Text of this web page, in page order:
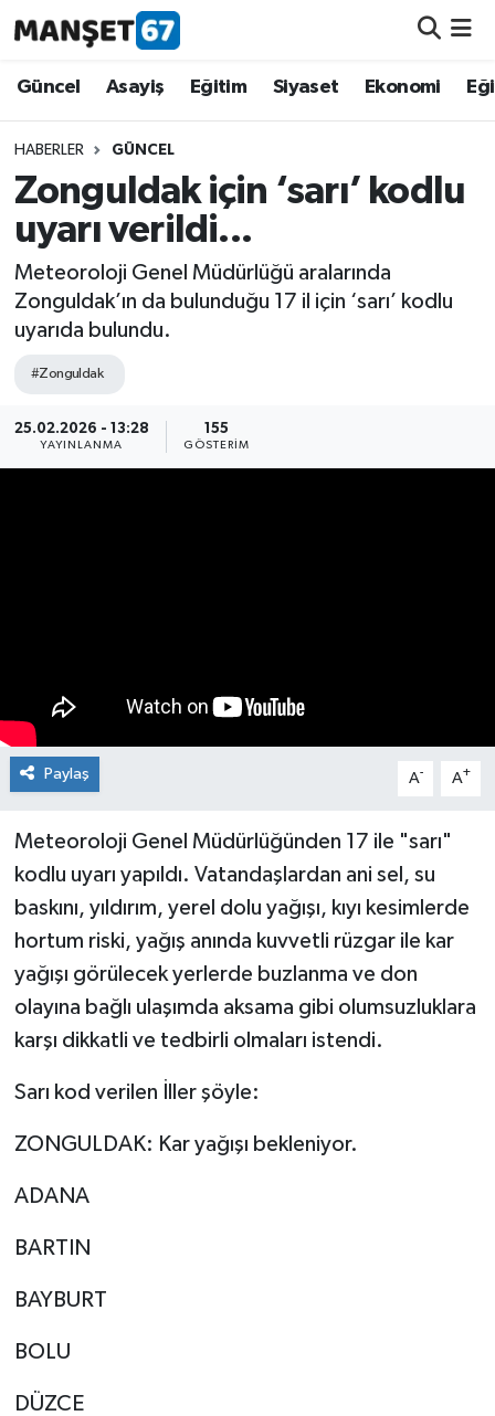
Güncel Asayiş Eğitim Siyaset Ekonomi
HABERLER GÜNCEL
Zonguldak için ‘sarı’ kodlu
uyarı verildi...
Meteoroloji Genel Müdürlüğü aralarında
Zonguldak’ın da bulunduğu 17 il için ‘sarı’ kodlu
uyarıda bulundu.
#Zonguldak
25.02.2026 - 13:28
YAYINLANMA
155
GÖSTERIM
Paylaş A- A+
Meteoroloji Genel Müdürlüğünden 17 ile "sarı"
kodlu uyarı yapıldı. Vatandaşlardan ani sel, su
baskını, yıldırım, yerel dolu yağışı, kıyı kesimlerde
hortum riski, yağış anında kuvvetli rüzgar ile kar
yağışı görülecek yerlerde buzlanma ve don
olayına bağlı ulaşımda aksama gibi olumsuzluklara
karşı dikkatli ve tedbirli olmaları istendi.
Sarı kod verilen İller şöyle:
ZONGULDAK: Kar yağışı bekleniyor.
ADANA
BARTIN
BAYBURT
BOLU
DÜZCE
Güncel
Asayiş
Siyaset
Eğitim
Ekonomi
Kültür-Sanat
Teknoloji